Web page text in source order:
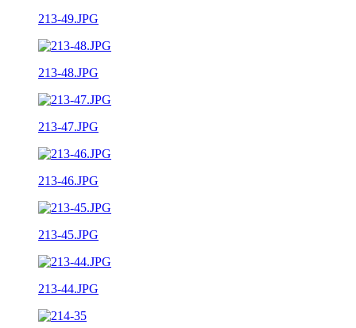
213-49.JPG
213-48.JPG
213-47.JPG
213-46.JPG
213-45.JPG
213-44.JPG